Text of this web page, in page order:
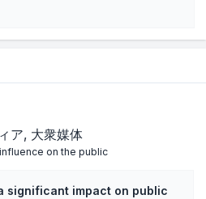
ア 大衆媒体
on the public
significant impact on public